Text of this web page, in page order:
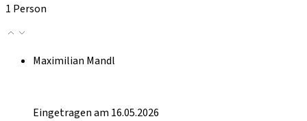
1 Person
Maximilian Mandl
Eingetragen am 16.05.2026